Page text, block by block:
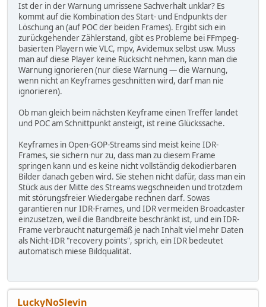
Ist der in der Warnung umrissene Sachverhalt unklar? Es
kommt auf die Kombination des Start- und Endpunkts der
Löschung an (auf POC der beiden Frames). Ergibt sich ein
zurückgehender Zählerstand, gibt es Probleme bei FFmpeg-
basierten Playern wie VLC, mpv, Avidemux selbst usw. Muss
man auf diese Player keine Rücksicht nehmen, kann man die
Warnung ignorieren (nur diese Warnung — die Warnung,
wenn nicht an Keyframes geschnitten wird, darf man nie
ignorieren).
Ob man gleich beim nächsten Keyframe einen Treffer landet
und POC am Schnittpunkt ansteigt, ist reine Glückssache.
Keyframes in Open-GOP-Streams sind meist keine IDR-
Frames, sie sichern nur zu, dass man zu diesem Frame
springen kann und es keine nicht vollständig dekodierbaren
Bilder danach geben wird. Sie stehen nicht dafür, dass man ein
Stück aus der Mitte des Streams wegschneiden und trotzdem
mit störungsfreier Wiedergabe rechnen darf. Sowas
garantieren nur IDR-Frames, und IDR vermeiden Broadcaster
einzusetzen, weil die Bandbreite beschränkt ist, und ein IDR-
Frame verbraucht naturgemäß je nach Inhalt viel mehr Daten
als Nicht-IDR "recovery points", sprich, ein IDR bedeutet
automatisch miese Bildqualität.
LuckyNoSlevin